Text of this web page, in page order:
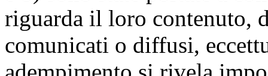
riguarda il loro contenuto,
comunicati o diffusi,